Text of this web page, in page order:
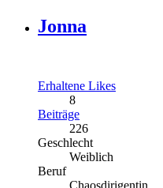
Jonna
Erhaltene Likes
8
Beiträge
226
Geschlecht
Weiblich
Beruf